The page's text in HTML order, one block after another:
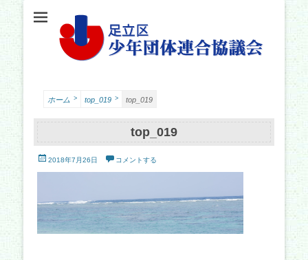
足立区少年団体連
合協議会
足立少年団体連合協議会（少連協）は、地域の力と行政をつなぐ役割を担い、足立
区の子どもたちの健やかな成長を願い、活動しています。
ホーム > top_019 > top_019
top_019
投
2018年7月26日 コメントする